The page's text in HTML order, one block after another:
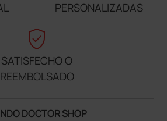
PERSONALIZADAS
verified_user
SATISFECHO O
REEMBOLSADO
DOCTOR SHOP